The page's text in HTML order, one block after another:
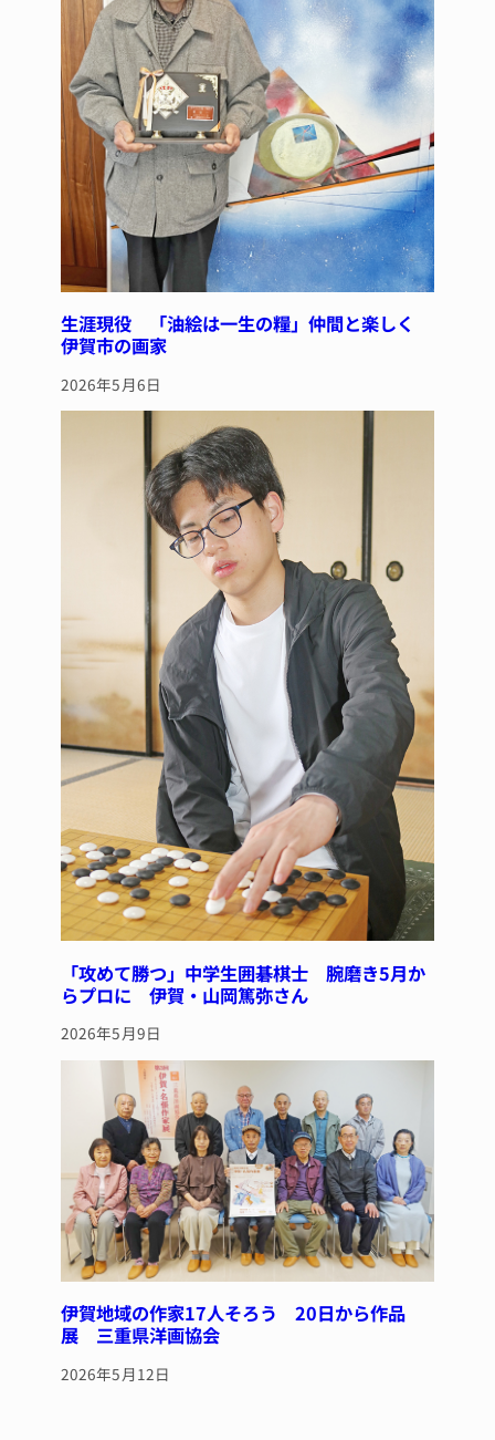
生涯現役 「油絵は一生の糧」仲間と楽しく
伊賀市の画家
2026年5月6日
「攻めて勝つ」中学生囲碁棋士 腕磨き5月か
らプロに 伊賀・山岡篤弥さん
2026年5月9日
伊賀地域の作家17人そろう 20日から作品
展 三重県洋画協会
2026年5月12日